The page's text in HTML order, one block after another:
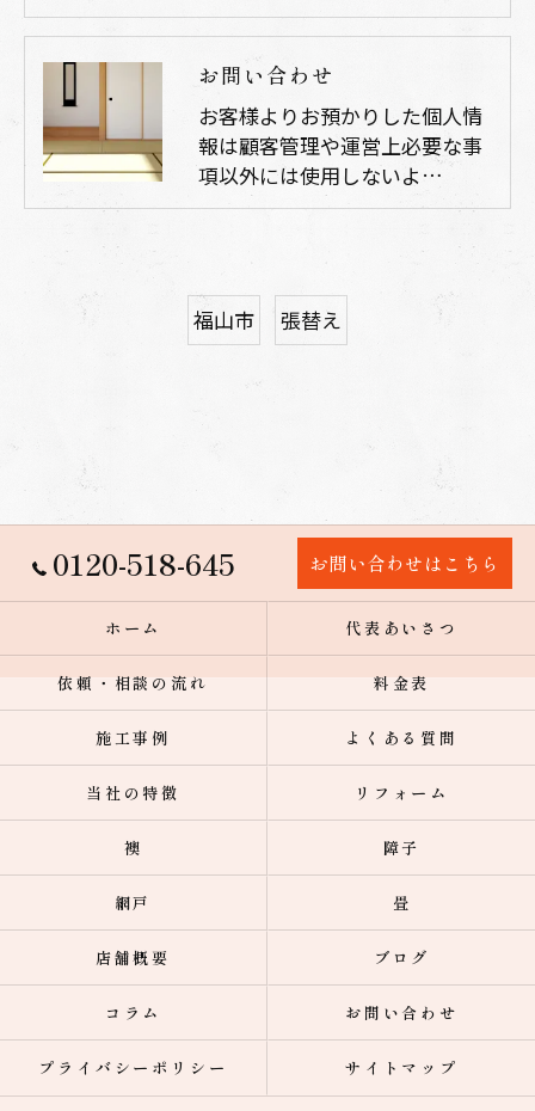
お問い合わせ
お客様よりお預かりした個人情
報は顧客管理や運営上必要な事
項以外には使用しないよ…
福山市 張替え
0120-518-645 お問い合わせはこちら
ホーム 代表あいさつ
依頼・相談の流れ 料金表
施工事例 よくある質問
当社の特徴 リフォーム
襖 障子
網戸 畳
店舗概要 ブログ
コラム お問い合わせ
プライバシーポリシー サイトマップ